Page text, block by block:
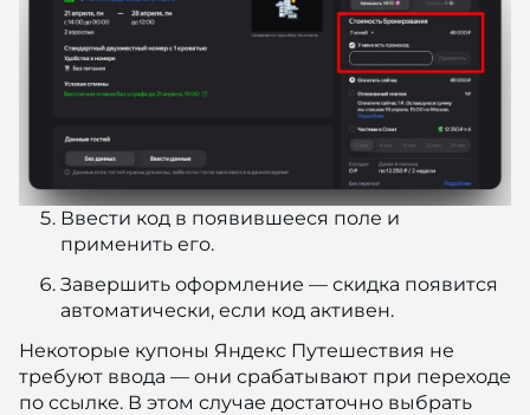
Ввести код в появившееся поле и
применить его.
Завершить оформление — скидка появится
автоматически, если код активен.
Некоторые купоны Яндекс Путешествия не
требуют ввода — они срабатывают при переходе
по ссылке. В этом случае достаточно выбрать